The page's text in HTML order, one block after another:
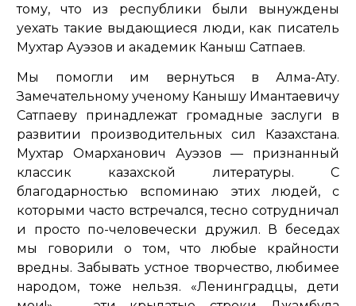
тому, что из республики были вынуждены
уехать такие выдающиеся люди, как писатель
Мухтар Ауэзов и академик Каныш Сатпаев.
Мы помогли им вернуться в Алма-Ату.
Замечательному ученому Канышу Имантаевичу
Сатпаеву принадлежат громадные заслуги в
развитии производительных сил Казахстана.
Мухтар Омарханович Ауэзов — признанный
классик казахской литературы. С
благодарностью вспоминаю этих людей, с
которыми часто встречался, тесно сотрудничал
и просто по-человечески дружил. В беседах
мы говорили о том, что любые крайности
вредны. Забывать устное творчество, любимее
народом, тоже нельзя. «Ленинградцы, дети